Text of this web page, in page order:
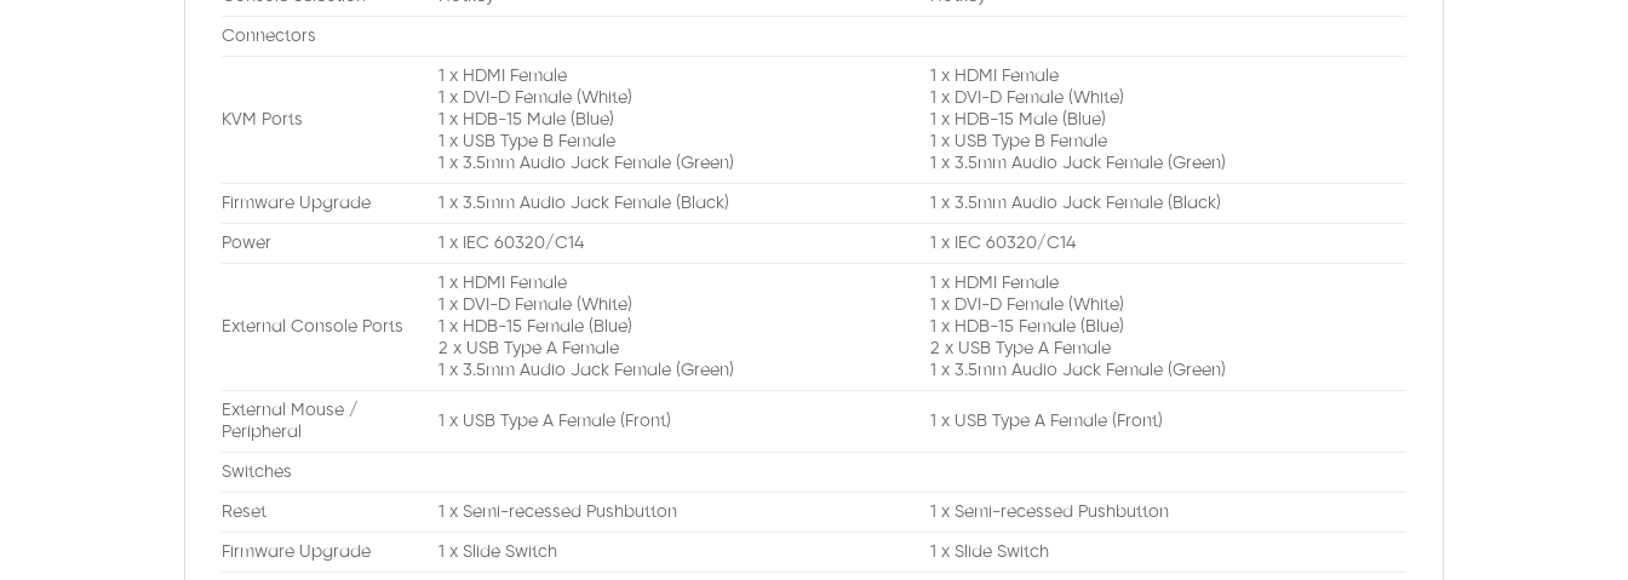
Connectors
KVM Ports
1 x HDMI Female
1 x DVI-D Female (White)
1 x HDB-15 Male (Blue)
1 x USB Type B Female
1 x 3.5mm Audio Jack Female (Green)
1 x HDMI Female
1 x DVI-D Female (White)
1 x HDB-15 Male (Blue)
1 x USB Type B Female
1 x 3.5mm Audio Jack Female (Green)
Firmware Upgrade 1 x 3.5mm Audio Jack Female (Black) 1 x 3.5mm Audio Jack Female (Black)
Power 1 x IEC 60320/C14 1 x IEC 60320/C14
External Console Ports
1 x HDMI Female
1 x DVI-D Female (White)
1 x HDB-15 Female (Blue)
2 x USB Type A Female
1 x 3.5mm Audio Jack Female (Green)
1 x HDMI Female
1 x DVI-D Female (White)
1 x HDB-15 Female (Blue)
2 x USB Type A Female
1 x 3.5mm Audio Jack Female (Green)
External Mouse /
Peripheral
1 x USB Type A Female (Front) 1 x USB Type A Female (Front)
Switches
Reset 1 x Semi-recessed Pushbutton 1 x Semi-recessed Pushbutton
Firmware Upgrade 1 x Slide Switch 1 x Slide Switch